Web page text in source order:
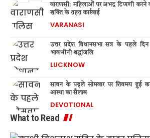
वाराणसी: महिलाओं पर अभद्र टिप्पणी करने
शक्ति के तहत कार्रवाई
VARANASI
उत्तर प्रदेश विधानसभा सत्र के पहले
भावभीनी श्रद्धांजलि
LUCKNOW
सावन के पहले सोमवार पर शिवमय हुई
आस्था का सैलाब
DEVOTIONAL
What to Read